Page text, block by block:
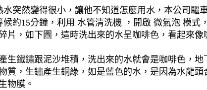
突然變得很小，讓他不知道怎麼用水，本公司
約15分鐘，利用 水管清洗機 ，開啟 微氣泡 模
片，如下圖，這時洗出來的水呈咖啡色，看起來
生鐵鏽跟泥沙堆積，洗出來的水就會是咖啡色，
質，生鏽產生銅綠，如是藍色的水，是因為水龍
物膜。